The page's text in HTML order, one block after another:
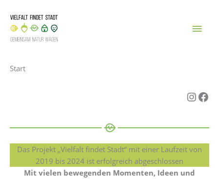
Inhalt
springen
Start
Das Projekt „Vielfalt findet Stadt“ mit einer Laufzeit von
2019 bis 2024 ist erfolgreich abgeschlossen
Mit vielen bewegenden Momenten, Ideen und